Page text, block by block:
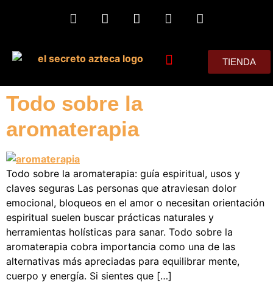
TIENDA
Todo sobre la
aromaterapia
Todo sobre la aromaterapia: guía espiritual, usos y
claves seguras Las personas que atraviesan dolor
emocional, bloqueos en el amor o necesitan orientación
espiritual suelen buscar prácticas naturales y
herramientas holísticas para sanar. Todo sobre la
aromaterapia cobra importancia como una de las
alternativas más apreciadas para equilibrar mente,
cuerpo y energía. Si sientes que […]